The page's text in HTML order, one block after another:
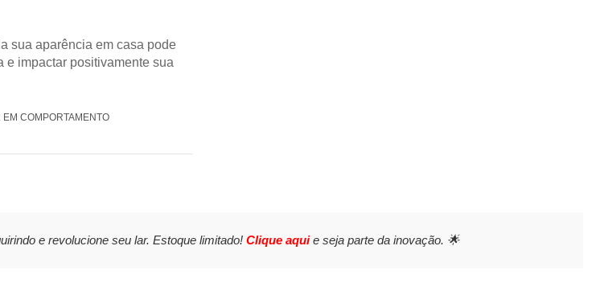
sua aparência em casa pode
e impactar positivamente sua
COMPORTAMENTO
e revolucione seu lar. Estoque limitado! Clique aquie seja parte da inovação. 🌟